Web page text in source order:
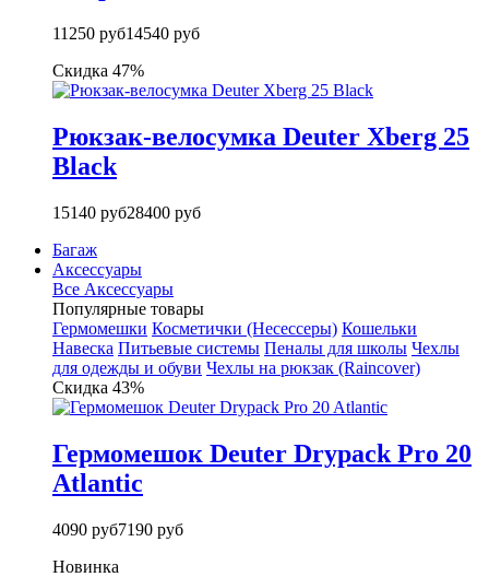
11250 руб14540 руб
Скидка 47%
Рюкзак-велосумка Deuter Xberg 25
Black
15140 руб28400 руб
Багаж
Аксессуары
Все Аксессуары
Популярные товары
Гермомешки Косметички (Несессеры) Кошельки
Навеска Питьевые системы Пеналы для школы Чехлы
для одежды и обуви Чехлы на рюкзак (Raincover)
Скидка 43%
Гермомешок Deuter Drypack Pro 20
Atlantic
4090 руб7190 руб
Новинка